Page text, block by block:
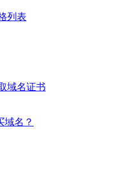
需1380元！
列表
域名证书
域名？